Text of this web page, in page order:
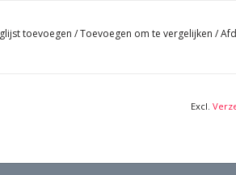
toevoegen /Toevoegen om te vergelijken /
Excl.